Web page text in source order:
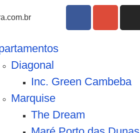
Diagonal
Inc. Green Cambeba
Marquise
The Dream